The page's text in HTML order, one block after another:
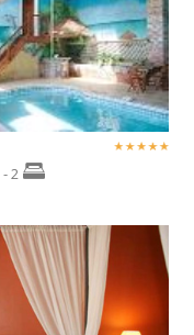
- 2